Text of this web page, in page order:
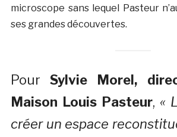
microscope sans lequel Pasteur
ses grandes découvertes.
PourSylvie Morel,
Maison Louis Pasteur, «
créer un espace